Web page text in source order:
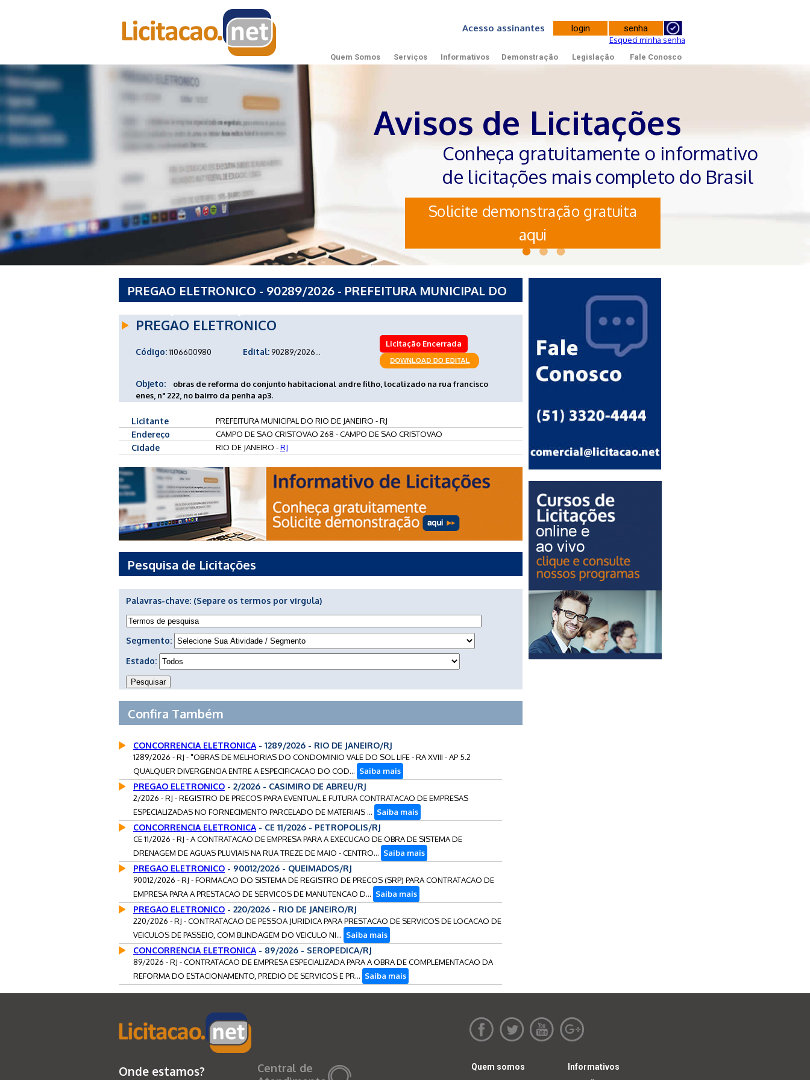
Acesso assinantes
Esqueci minha senha
Quem Somos Serviços Informativos Demonstração Legislação Fale Conosco
Avisos de Licitações
Conheça gratuitamente o informativo
de licitações mais completo do Brasil
Solicite demonstração gratuita
aqui
PREGAO ELETRONICO - 90289/2026 - PREFEITURA MUNICIPAL DO
PREGAO ELETRONICO
Código:1106600980 Edital: 90289/2026...
Licitação Encerrada
Objeto:
obras de reforma do conjunto habitacional andre filho, localizado na rua francisco
enes, n" 222, no bairro da penha ap3.
Licitante PREFEITURA MUNICIPAL DO RIO DE JANEIRO - RJ
Endereço CAMPO DE SAO CRISTOVAO 268 - CAMPO DE SAO CRISTOVAO
Cidade RIO DE JANEIRO -RJ
Pesquisa de Licitações
Palavras-chave: (Separe os termos por virgula)
Segmento:
Estado:
Confira Também
CONCORRENCIA ELETRONICA - 1289/2026 - RIO DE JANEIRO/RJ
1289/2026 - RJ - "OBRAS DE MELHORIAS DO CONDOMINIO VALE DO SOL LIFE - RA XVIII - AP 5.2
QUALQUER DIVERGENCIA ENTRE A ESPECIFICACAO DO COD... Saiba mais
PREGAO ELETRONICO - 2/2026 - CASIMIRO DE ABREU/RJ
2/2026 - RJ - REGISTRO DE PRECOS PARA EVENTUAL E FUTURA CONTRATACAO DE EMPRESAS
ESPECIALIZADAS NO FORNECIMENTO PARCELADO DE MATERIAIS ... Saiba mais
CONCORRENCIA ELETRONICA - CE 11/2026 - PETROPOLIS/RJ
CE 11/2026 - RJ - A CONTRATACAO DE EMPRESA PARA A EXECUCAO DE OBRA DE SISTEMA DE
DRENAGEM DE AGUAS PLUVIAIS NA RUA TREZE DE MAIO - CENTRO... Saiba mais
PREGAO ELETRONICO - 90012/2026 - QUEIMADOS/RJ
90012/2026 - RJ - FORMACAO DO SISTEMA DE REGISTRO DE PRECOS (SRP) PARA CONTRATACAO DE
EMPRESA PARA A PRESTACAO DE SERVICOS DE MANUTENCAO D... Saiba mais
PREGAO ELETRONICO - 220/2026 - RIO DE JANEIRO/RJ
220/2026 - RJ - CONTRATACAO DE PESSOA JURIDICA PARA PRESTACAO DE SERVICOS DE LOCACAO DE
VEICULOS DE PASSEIO, COM BLINDAGEM DO VEICULO NI... Saiba mais
CONCORRENCIA ELETRONICA - 89/2026 - SEROPEDICA/RJ
89/2026 - RJ - CONTRATACAO DE EMPRESA ESPECIALIZADA PARA A OBRA DE COMPLEMENTACAO DA
REFORMA DO ESTACIONAMENTO, PREDIO DE SERVICOS E PR... Saiba mais
Onde estamos?
Central de
Quem somos Informativos